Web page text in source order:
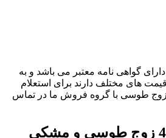
دارای گواهی نامه معتبر می باشد و به
های مختلف دارند برای استعلام
قیمت به روز کابل تلفن 4 زوج طوسی با گروه فروش ما در تماس